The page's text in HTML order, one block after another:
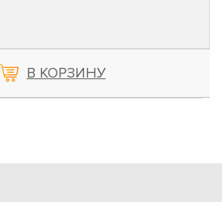
В КОРЗИНУ